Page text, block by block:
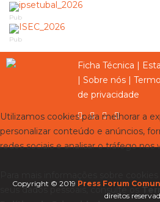
Pub
Pub
Ficha Técnica |
| Sobre nós |
de privacidade
Copyright © 2019 Press Forum
direitos
Utilizamos cookies para melhorar a
personalizar conteúdo e anúncios,
redes sociais e analisar o tráfego nos
seus dados pessoais, consulte os